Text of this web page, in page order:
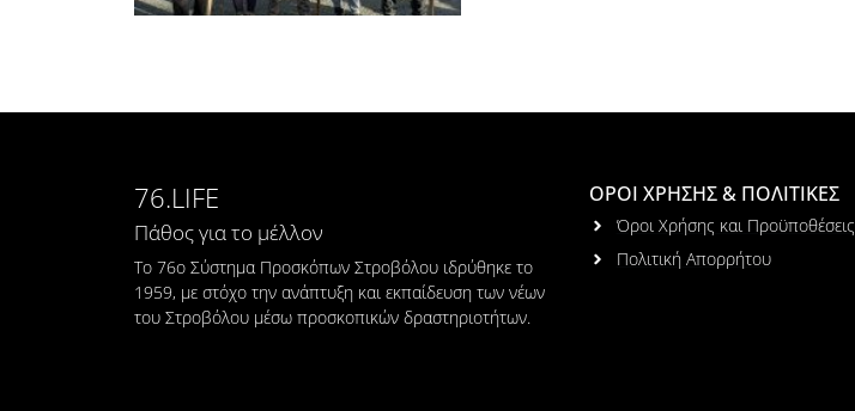
76.LIFE
Πάθος για το μέλλον
Το 76ο Σύστημα Προσκόπων Στροβόλου ιδρύθηκε το
1959, με στόχο την ανάπτυξη και εκπαίδευση των νέων
του Στροβόλου μέσω προσκοπικών δραστηριοτήτων.
ΟΡΟΙ ΧΡΗΣΗΣ & ΠΟΛΙΤΙΚΕΣ
Όροι Χρήσης και Προϋποθέσεις
Πολιτική Απορρήτου